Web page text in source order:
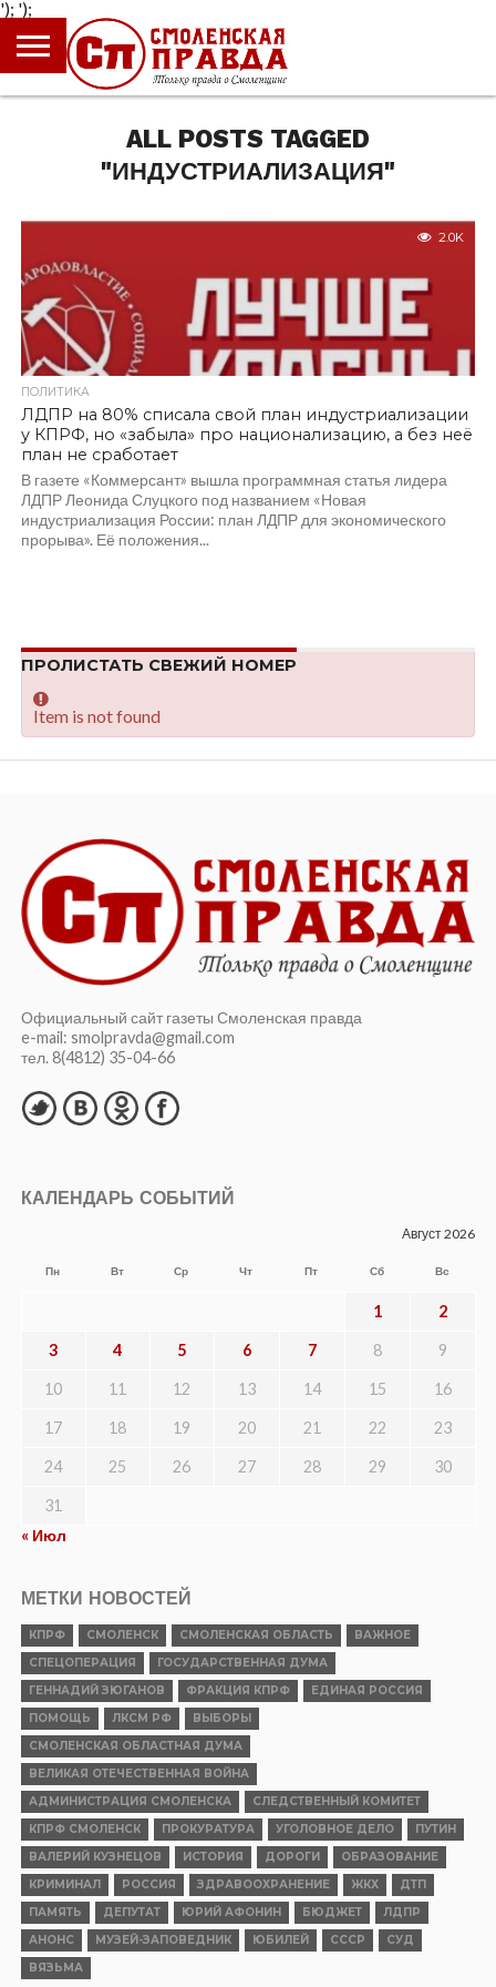
');
ГЛАВНАЯ
НОВОСТИ
ПРОИСШЕСТВИЯ
ПОЛИТИКА
КУЛЬТУРА
ЭКОНОМИКА
ОБЩЕСТВО
БЛОГИ
ALL POSTS TAGGED
"ИНДУСТРИАЛИЗАЦИЯ"
2.0K
ПОЛИТИКА
ЛДПР на 80% списала свой план индустриализации
у КПРФ, но «забыла» про национализацию, а без неё
план не сработает
В газете «Коммерсант» вышла программная статья лидера
ЛДПР Леонида Слуцкого под названием «Новая
индустриализация России: план ЛДПР для экономического
прорыва». Её положения...
ПРОЛИСТАТЬ СВЕЖИЙ НОМЕР
Item is not found
Официальный сайт газеты Смоленская правда
e-mail: smolpravda@gmail.com
тел. 8(4812) 35-04-66
КАЛЕНДАРЬ СОБЫТИЙ
Август 2026
Пн Вт Ср Чт Пт Сб Вс
1 2
3 4 5 6 7 8 9
10 11 12 13 14 15 16
17 18 19 20 21 22 23
24 25 26 27 28 29 30
31
« Июл
МЕТКИ НОВОСТЕЙ
КПРФ СМОЛЕНСК СМОЛЕНСКАЯ ОБЛАСТЬ
ВАЖНОЕ
СПЕЦОПЕРАЦИЯ
ГОСУДАРСТВЕННАЯ ДУМА
ГЕННАДИЙ ЗЮГАНОВ
ФРАКЦИЯ КПРФ
ЕДИНАЯ РОССИЯ
ПОМОЩЬ
ЛКСМ РФ
ВЫБОРЫ
СМОЛЕНСКАЯ ОБЛАСТНАЯ ДУМА
ВЕЛИКАЯ ОТЕЧЕСТВЕННАЯ ВОЙНА
АДМИНИСТРАЦИЯ СМОЛЕНСКА
СЛЕДСТВЕННЫЙ КОМИТЕТ
КПРФ СМОЛЕНСК
ПРОКУРАТУРА УГОЛОВНОЕ ДЕЛО
ПУТИН
ВАЛЕРИЙ КУЗНЕЦОВ
ИСТОРИЯ ДОРОГИ
ОБРАЗОВАНИЕ
КРИМИНАЛ
РОССИЯ ЗДРАВООХРАНЕНИЕ ЖКХ
ДТП
ПАМЯТЬ
ДЕПУТАТ ЮРИЙ АФОНИН БЮДЖЕТ
ЛДПР
АНОНС
МУЗЕЙ-ЗАПОВЕДНИК ЮБИЛЕЙ СССР
СУД
ВЯЗЬМА
');